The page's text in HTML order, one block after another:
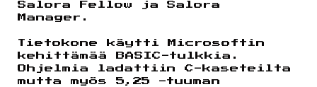
Salora Fellow ja Salora
Manager.
Tietokone käytti Microsoftin
kehittämää BASIC-tulkkia.
Ohjelmia ladattiin C-kaseteilta
mutta myös 5,25 -tuuman